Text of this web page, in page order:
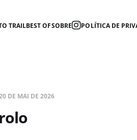
TRAILBEST OFSOBRE POLÍTICA DE
DE MAI DE 2026